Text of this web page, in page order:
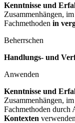
Kenntnisse und
Zusammenhängen,
Fachmethoden in
Beherrschen
Handlungs- und
Anwenden
Kenntnisse und
Zusammenhängen,
Fachmethoden durch
Kontexten verwenden